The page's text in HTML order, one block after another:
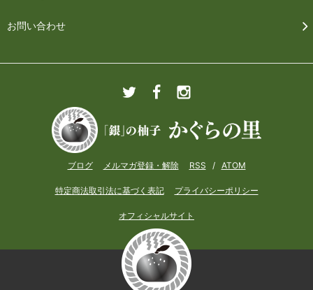
お問い合わせ
ブログ メルマガ登録・解除 RSS / ATOM
特定商法取引法に基づく表記 プライバシーポリシー
オフィシャルサイト